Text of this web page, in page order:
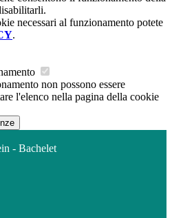
necessari al funzionamento potete
.
non possono essere
l'elenco nella pagina della cookie
- Bachelet